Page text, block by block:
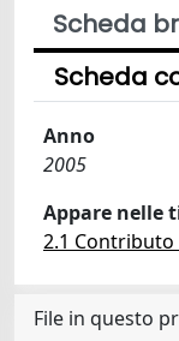
Scheda
Scheda
Anno
2005
Appare nelle
2.1 Contributo
File in questo